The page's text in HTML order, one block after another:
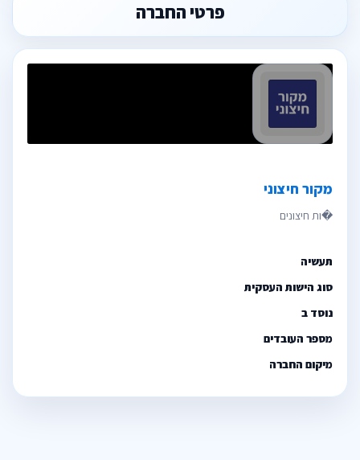
פרטי החברה
מקור חיצוני
תעשיה
סוג הישות העסקית
נוסד ב
מספר העובדים
מיקום החברה